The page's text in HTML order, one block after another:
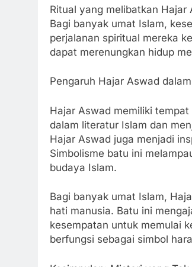
Ritual yang melibatkan
Bagi banyak umat Islam,
perjalanan spiritual mereka
dapat merenungkan hidup
Pengaruh Hajar Aswad
Hajar Aswad memiliki
dalam literatur Islam dan
Hajar Aswad juga menjadi
Simbolisme batu ini
budaya Islam.
Bagi banyak umat Islam,
hati manusia. Batu ini
kesempatan untuk memulai
berfungsi sebagai simbol